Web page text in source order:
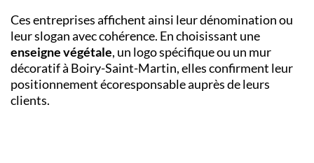
Ces entreprises affichent ainsi leur dénomination ou
leur slogan avec cohérence. En choisissant une
enseigne végétale, un logo spécifique ou un mur
décoratif à Boiry-Saint-Martin, elles confirment leur
positionnement écoresponsable auprès de leurs
clients.